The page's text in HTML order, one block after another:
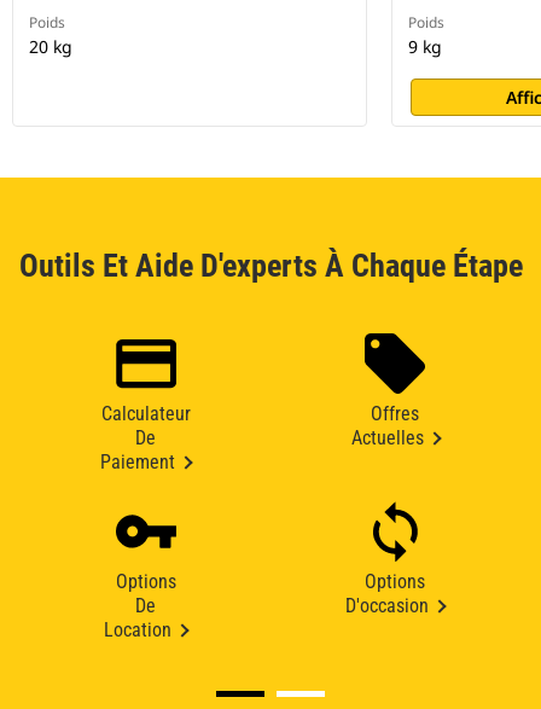
Poids
20 kg
Poids
9 kg
Outils Et Aide D'experts À Chaque Étape
Calculateur
De
Paiement
Offres
Actuelles
Options
De
Location
Options
D'occasion